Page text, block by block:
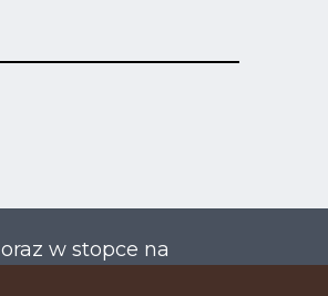
oraz w stopce na